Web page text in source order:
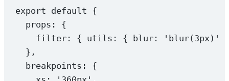
export default {
props: {
filter: { utils: { blur:
'blur(3px)'
},
breakpoints: {